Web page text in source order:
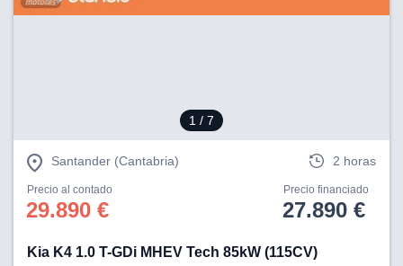
1 / 7
Santander (Cantabria) 2 horas
Precio al contado
29.890 €
Precio financiado
27.890 €
Kia K4 1.0 T-GDi MHEV Tech 85kW (115CV)